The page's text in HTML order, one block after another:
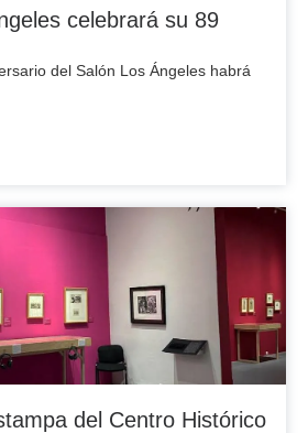
celebrará su 89
del Salón Los Ángeles habrá
del Centro Histórico